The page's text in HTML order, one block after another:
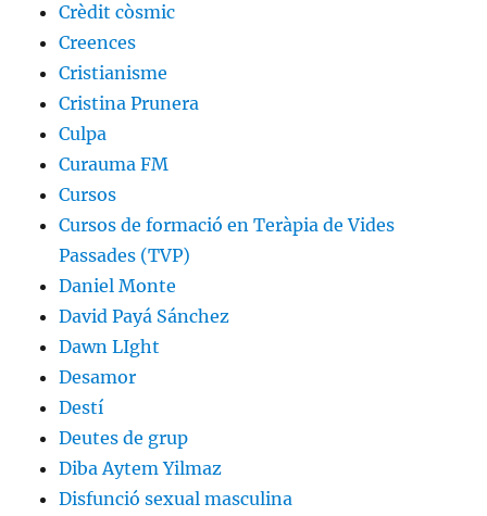
Crèdit còsmic
Creences
Cristianisme
Cristina Prunera
Culpa
Curauma FM
Cursos
Cursos de formació en Teràpia de Vides
Passades (TVP)
Daniel Monte
David Payá Sánchez
Dawn LIght
Desamor
Destí
Deutes de grup
Diba Aytem Yilmaz
Disfunció sexual masculina